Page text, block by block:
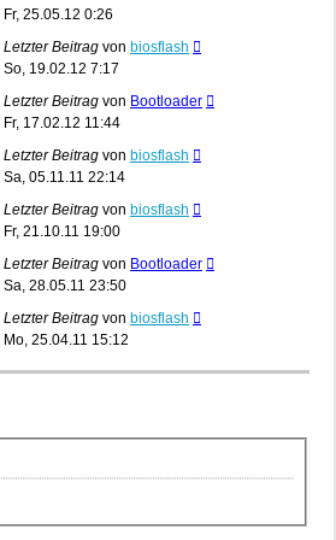
Fr, 25.05.12 0:26
Letzter Beitrag von biosflash
So, 19.02.12 7:17
Letzter Beitrag von Bootloader
Fr, 17.02.12 11:44
Letzter Beitrag von biosflash
Sa, 05.11.11 22:14
Letzter Beitrag von biosflash
Fr, 21.10.11 19:00
Letzter Beitrag von Bootloader
Sa, 28.05.11 23:50
Letzter Beitrag von biosflash
Mo, 25.04.11 15:12